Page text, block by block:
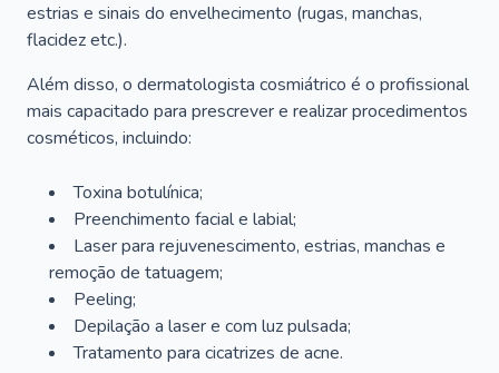
estrias e sinais do envelhecimento (rugas, manchas,
flacidez etc.).
Além disso, o dermatologista cosmiátrico é o profissional
mais capacitado para prescrever e realizar procedimentos
cosméticos, incluindo:
Toxina botulínica;
Preenchimento facial e labial;
Laser para rejuvenescimento, estrias, manchas e
remoção de tatuagem;
Peeling;
Depilação a laser e com luz pulsada;
Tratamento para cicatrizes de acne.